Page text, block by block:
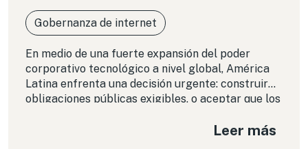
Gobernanza de internet
En medio de una fuerte expansión del poder
corporativo tecnológico a nivel global, América
Latina enfrenta una decisión urgente: construir
obligaciones públicas exigibles, o aceptar que los
Leer más